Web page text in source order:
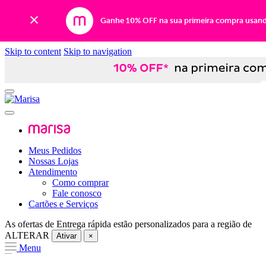
Ganhe 10% OFF na sua primeira compra
Skip to content Skip to navigation
Meus Pedidos
Nossas Lojas
Atendimento
Como comprar
Fale conosco
Cartões e Serviços
As ofertas de Entrega rápida estão personalizados para a região de
ALTERAR
Ativar ×
Menu